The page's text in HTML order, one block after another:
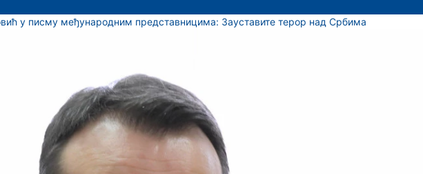
у писму међународним представницима: Зауставите терор над Србима